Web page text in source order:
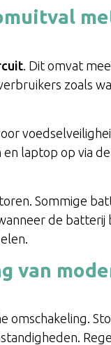
. Dit omvat
zoals
laptop op via
Sommige
de batterij
van
omschakeling.